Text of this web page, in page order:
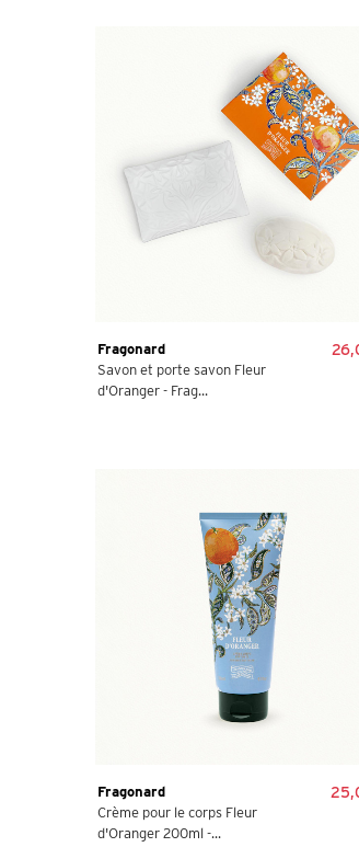
Fragonard
Savon et porte savon Fleur
d'Oranger - Frag...
Fragonard
Crème pour le corps Fleur
d'Oranger 200ml -...